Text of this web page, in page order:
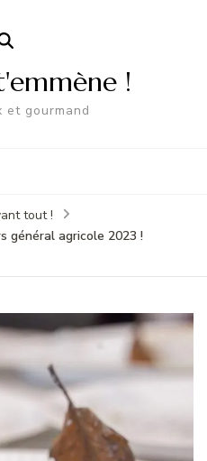
!
et gourmand
tout !
général agricole 2023 !